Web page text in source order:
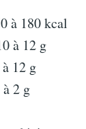
à 180 kcal
à 12 g
12 g
2 g